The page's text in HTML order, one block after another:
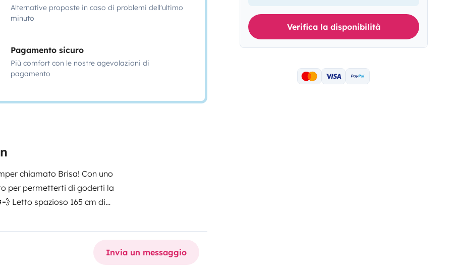
Alternative proposte in caso di problemi dell'ultimo
minuto
Pagamento sicuro
Più comfort con le nostre agevolazioni di
pagamento
chiamato Brisa! Con uno
per permetterti di goderti la
Letto spazioso 165 cm di
m se sei più alto, ti
🌟 Inoltre, offriamo
più piacevole:
privacy totale. 🚿💧
Prese di
Invia un messaggio
Verifica la disponibilità